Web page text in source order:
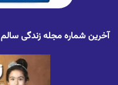
آخرین شماره مجله زندگی سالم